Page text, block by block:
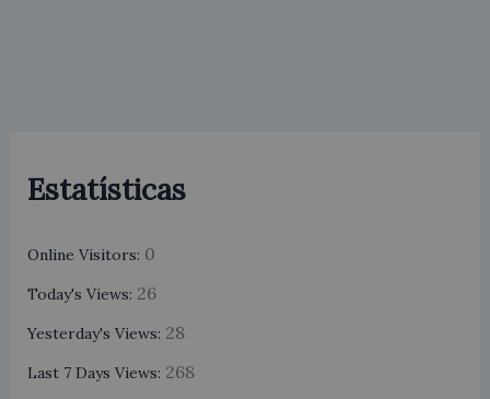
Estatísticas
Online Visitors: 0
Today's Views: 26
Yesterday's Views: 28
Last 7 Days Views: 268